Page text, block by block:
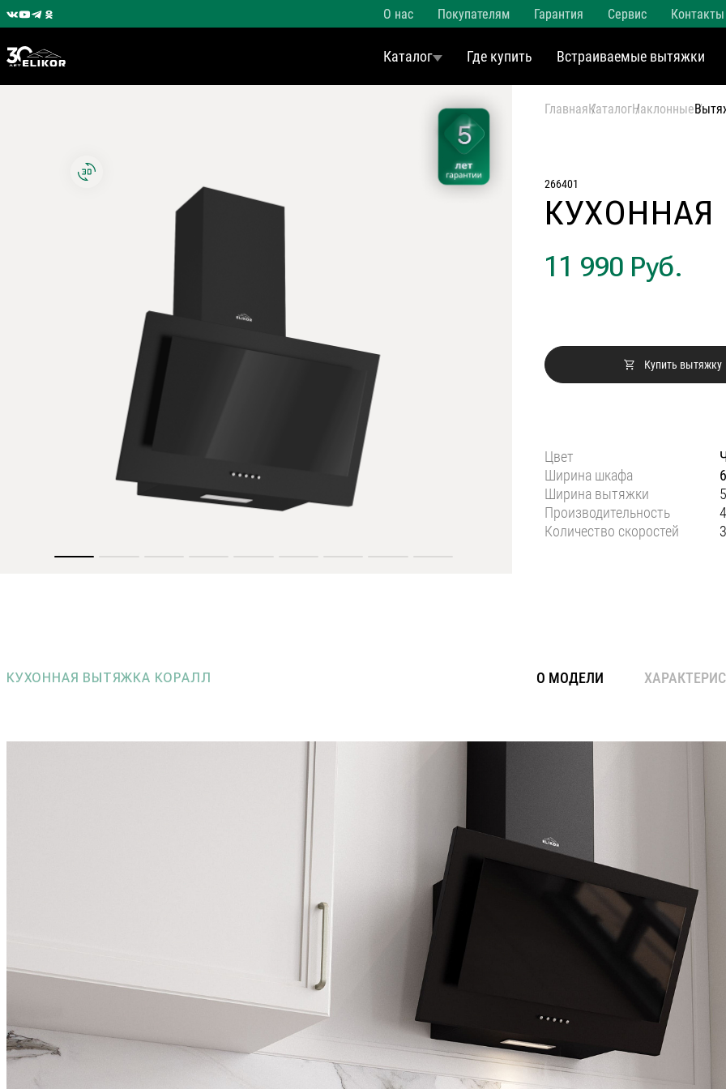
О нас Покупателям Гарантия Сервис Контакты
Каталог Где купить Встраиваемые вытяжки
ГлавнаяКаталогНаклонные
266401
11 990 Руб.
Купить вытяжку
Цвет
Ширина шкафа
Ширина вытяжки
Производительность
Количество скоростей
3
КУХОННАЯ ВЫТЯЖКА КОРАЛЛ О МОДЕЛИ